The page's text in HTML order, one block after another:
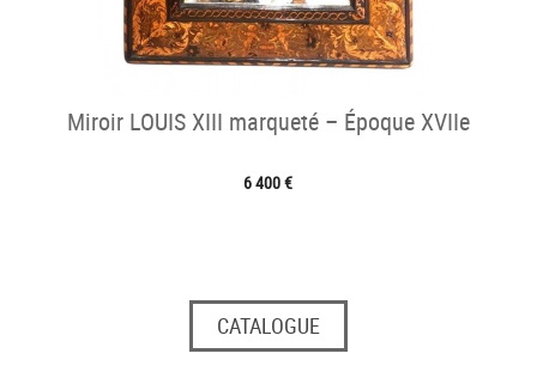
Miroir LOUIS XIII marqueté – Époque XVIIe
6 400 €
CATALOGUE